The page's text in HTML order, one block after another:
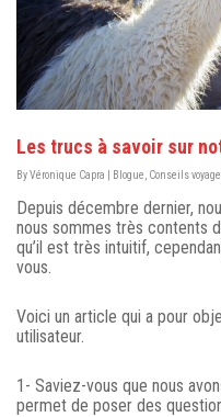
Les trucs à savoir sur
ByVéronique Capra Blogue Conseils
Depuis décembre dernier,
nous sommes très contents
qu’il est très intuitif,
vous.
Voici un article qui a pour
utilisateur.
1- Saviez-vous que nous
permet de poser des